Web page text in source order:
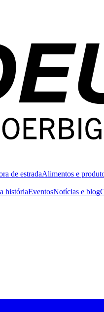
de estradaAlimentos e
históriaEventosNotícias e blog